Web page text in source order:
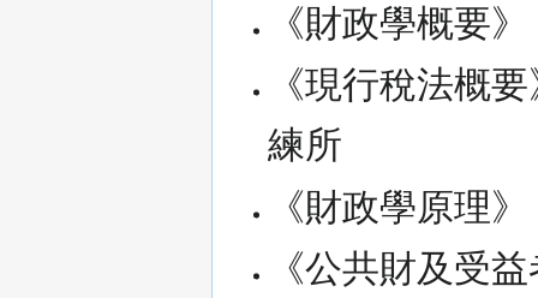
《財政學概要
《現行稅法概
練所
《財政學原理
《公共財及受